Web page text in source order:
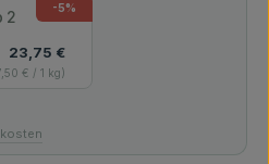
2 -5%
23,75 €
€ / 1 kg